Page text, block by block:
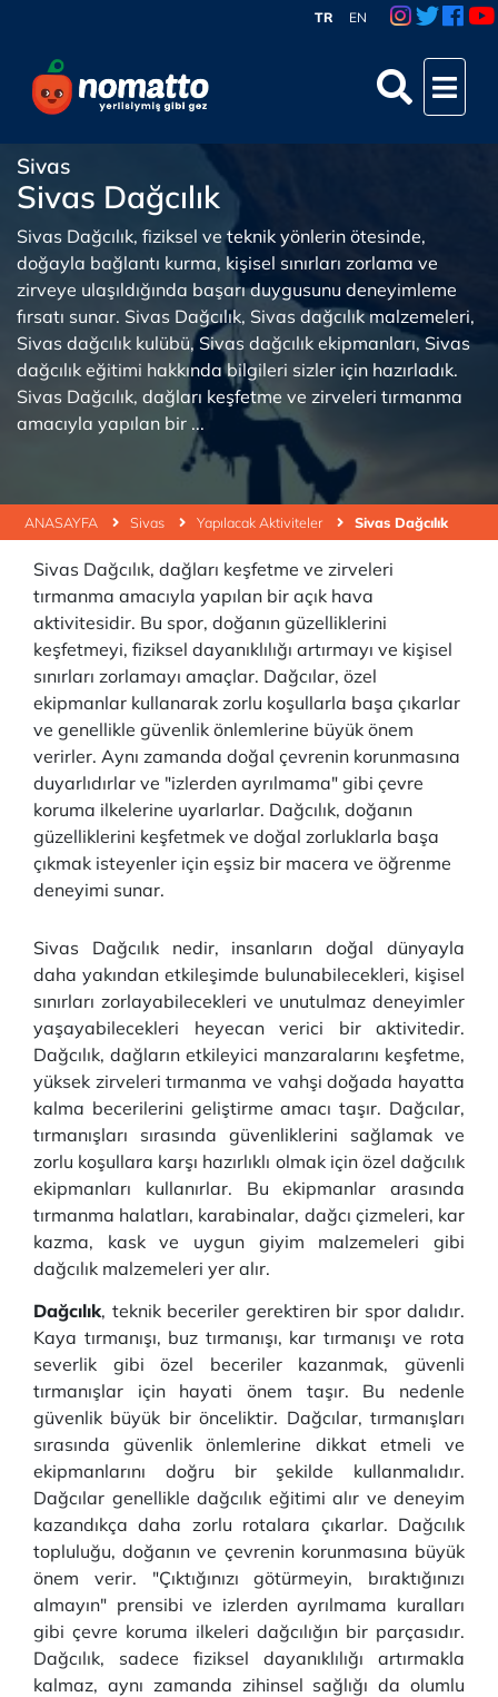
TR EN
ANASAYFA Sivas Yapılacak Aktiviteler Sivas Dağcılık
Sivas
Sivas Dağcılık
Sivas Dağcılık, fiziksel ve teknik yönlerin ötesinde,
doğayla bağlantı kurma, kişisel sınırları zorlama ve
zirveye ulaşıldığında başarı duygusunu deneyimleme
fırsatı sunar. Sivas Dağcılık, Sivas dağcılık malzemeleri,
Sivas dağcılık kulübü, Sivas dağcılık ekipmanları, Sivas
dağcılık eğitimi hakkında bilgileri sizler için hazırladık.
Sivas Dağcılık, dağları keşfetme ve zirveleri tırmanma
amacıyla yapılan bir ...
Sivas Dağcılık, dağları keşfetme ve zirveleri
tırmanma amacıyla yapılan bir açık hava
aktivitesidir. Bu spor, doğanın güzelliklerini
keşfetmeyi, fiziksel dayanıklılığı artırmayı ve kişisel
sınırları zorlamayı amaçlar. Dağcılar, özel
ekipmanlar kullanarak zorlu koşullarla başa çıkarlar
ve genellikle güvenlik önlemlerine büyük önem
verirler. Aynı zamanda doğal çevrenin korunmasına
duyarlıdırlar ve "izlerden ayrılmama" gibi çevre
koruma ilkelerine uyarlarlar. Dağcılık, doğanın
güzelliklerini keşfetmek ve doğal zorluklarla başa
çıkmak isteyenler için eşsiz bir macera ve öğrenme
deneyimi sunar.
Sivas Dağcılık nedir, insanların doğal dünyayla
daha yakından etkileşimde bulunabilecekleri, kişisel
sınırları zorlayabilecekleri ve unutulmaz deneyimler
yaşayabilecekleri heyecan verici bir aktivitedir.
Dağcılık, dağların etkileyici manzaralarını keşfetme,
yüksek zirveleri tırmanma ve vahşi doğada hayatta
kalma becerilerini geliştirme amacı taşır. Dağcılar,
tırmanışları sırasında güvenliklerini sağlamak ve
zorlu koşullara karşı hazırlıklı olmak için özel dağcılık
ekipmanları kullanırlar. Bu ekipmanlar arasında
tırmanma halatları, karabinalar, dağcı çizmeleri, kar
kazma, kask ve uygun giyim malzemeleri gibi
dağcılık malzemeleri yer alır.
Dağcılık, teknik beceriler gerektiren bir spor dalıdır.
Kaya tırmanışı, buz tırmanışı, kar tırmanışı ve rota
severlik gibi özel beceriler kazanmak, güvenli
tırmanışlar için hayati önem taşır. Bu nedenle
güvenlik büyük bir önceliktir. Dağcılar, tırmanışları
sırasında güvenlik önlemlerine dikkat etmeli ve
ekipmanlarını doğru bir şekilde kullanmalıdır.
Dağcılar genellikle dağcılık eğitimi alır ve deneyim
kazandıkça daha zorlu rotalara çıkarlar. Dağcılık
topluluğu, doğanın ve çevrenin korunmasına büyük
önem verir. "Çıktığınızı götürmeyin, bıraktığınızı
almayın" prensibi ve izlerden ayrılmama kuralları
gibi çevre koruma ilkeleri dağcılığın bir parçasıdır.
Dağcılık, sadece fiziksel dayanıklılığı artırmakla
kalmaz, aynı zamanda zihinsel sağlığı da olumlu